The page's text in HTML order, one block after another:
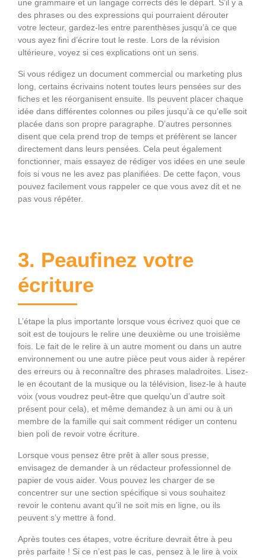
une grammaire et un langage corrects dès le départ. S’il y a
des phrases ou des expressions qui pourraient dérouter
votre lecteur, gardez-les entre parenthèses jusqu’à ce que
vous ayez fini d’écrire tout le reste. Lors de la révision
ultérieure, voyez si ces explications ont un sens.
Si vous rédigez un document commercial ou marketing plus
long, certains écrivains notent toutes leurs pensées sur des
fiches et les réorganisent ensuite. Ils peuvent placer chaque
idée dans différentes colonnes ou piles jusqu’à ce qu’elle soit
placée dans son propre paragraphe. D’autres personnes
disent que cela prend trop de temps et préfèrent se lancer
directement dans leurs pensées. Cela peut également
fonctionner, mais essayez de rédiger vos idées en une seule
fois si vous ne les avez pas planifiées. De cette façon, vous
pouvez facilement vous rappeler ce que vous avez dit et ne
pas vous répéter.
3. Peaufinez votre
écriture
L’étape la plus importante lorsque vous écrivez quoi que ce
soit est de toujours le relire une deuxième ou une troisième
fois. Le fait de le relire à un autre moment ou dans un autre
environnement ou une autre pièce peut vous aider à repérer
des erreurs ou à reconnaître des phrases maladroites. Lisez-
le en écoutant de la musique ou la télévision, lisez-le à haute
voix (vous voudrez peut-être que quelqu’un d’autre soit
présent pour cela), et même demandez à un ami ou à un
membre de la famille qui sait comment rédiger un contenu
bien poli de revoir votre écriture.
Lorsque vous pensez être prêt à aller sous presse,
envisagez de demander à un rédacteur professionnel de
papier de vous aider. Vous pouvez les charger de se
concentrer sur une section spécifique si vous souhaitez
revoir le contenu avant qu’il ne soit mis en ligne, ou ils
peuvent s’y mettre à fond.
Après toutes ces étapes, votre écriture devrait être à peu
près parfaite ! Si ce n’est pas le cas, pensez à le lire à voix